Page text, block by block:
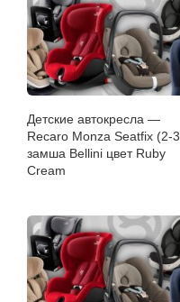
Детские автокресла —
Recaro Monza Seatfix (2-
замша Bellini цвет Ruby
Cream